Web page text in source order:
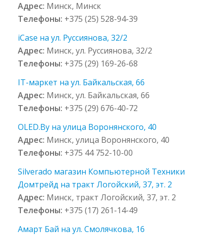
Адрес: Минск, Минск
Телефоны: +375 (25) 528-94-39
iCase на ул. Руссиянова, 32/2
Адрес: Минск, ул. Руссиянова, 32/2
Телефоны: +375 (29) 169-26-68
IT-маркет на ул. Байкальская, 66
Адрес: Минск, ул. Байкальская, 66
Телефоны: +375 (29) 676-40-72
OLED.By на улица Воронянского, 40
Адрес: Минск, улица Воронянского, 40
Телефоны: +375 44 752-10-00
Silverado магазин Компьютерной Техники
Домтрейд на тракт Логойский, 37, эт. 2
Адрес: Минск, тракт Логойский, 37, эт. 2
Телефоны: +375 (17) 261-14-49
Амарт Бай на ул. Смолячкова, 16